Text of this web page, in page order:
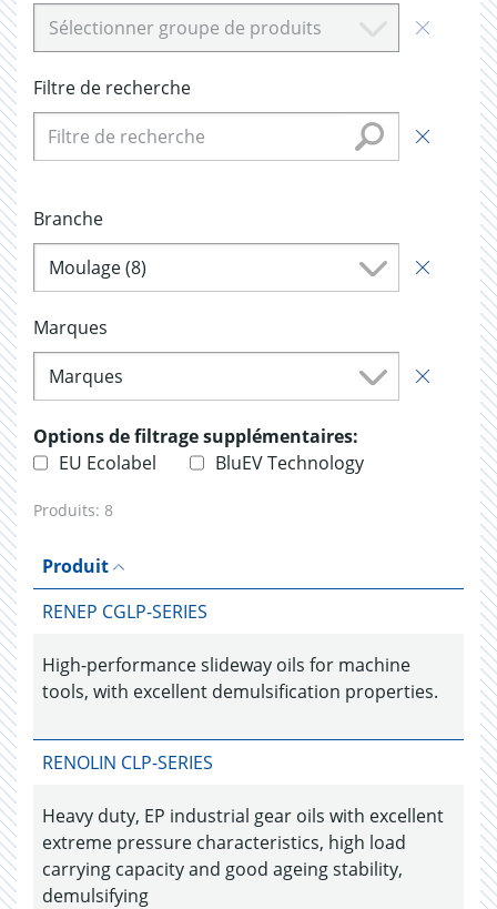
Sélectionner groupe de produits
Filtre de recherche
Branche
Moulage (8)
Marques
Marques
Options de filtrage supplémentaires:
EU Ecolabel
BluEV Technology
Produits: 8
Produit
RENEP CGLP-SERIES
High-performance slideway oils for machine
tools, with excellent demulsification properties.
RENOLIN CLP-SERIES
Heavy duty, EP industrial gear oils with excellent
extreme pressure characteristics, high load
carrying capacity and good ageing stability,
demulsifying